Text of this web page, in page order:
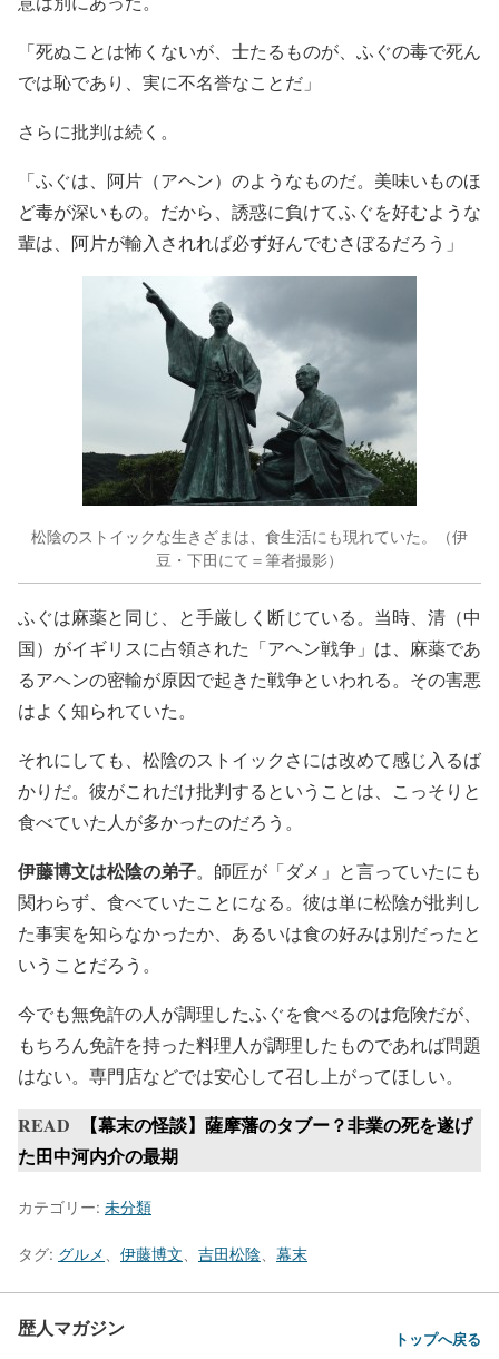
「死ぬことは怖くないが、士たるものが、ふぐの毒で死ん
では恥であり、実に不名誉なことだ」
さらに批判は続く。
「ふぐは、阿片（アヘン）のようなものだ。美味いものほ
ど毒が深いもの。だから、誘惑に負けてふぐを好むような
輩は、阿片が輸入されれば必ず好んでむさぼるだろう」
松陰のストイックな生きざまは、食生活にも現れていた。（伊
豆・下田にて＝筆者撮影）
ふぐは麻薬と同じ、と手厳しく断じている。当時、清（中
国）がイギリスに占領された「アヘン戦争」は、麻薬であ
るアヘンの密輸が原因で起きた戦争といわれる。その害悪
はよく知られていた。
それにしても、松陰のストイックさには改めて感じ入るば
かりだ。彼がこれだけ批判するということは、こっそりと
食べていた人が多かったのだろう。
伊藤博文は松陰の弟子。師匠が「ダメ」と言っていたにも
関わらず、食べていたことになる。彼は単に松陰が批判し
た事実を知らなかったか、あるいは食の好みは別だったと
いうことだろう。
今でも無免許の人が調理したふぐを食べるのは危険だが、
もちろん免許を持った料理人が調理したものであれば問題
はない。専門店などでは安心して召し上がってほしい。
READ
【幕末の怪談】薩摩藩のタブー？非業の死を遂げ
た田中河内介の最期
カテゴリー: 未分類
タグ: グルメ 伊藤博文 吉田松陰 幕末
歴人マガジン トップへ戻る